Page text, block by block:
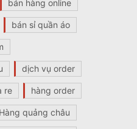
bán hàng online
bán sỉ quần áo
dịch vụ order
re hàng order
Hàng quảng châu